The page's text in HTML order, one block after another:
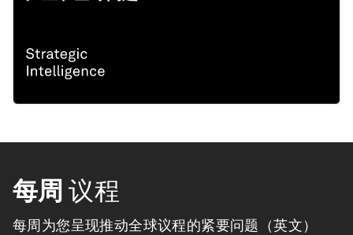
每周 议程
每周为您呈现推动全球议程的紧要问题（英文）